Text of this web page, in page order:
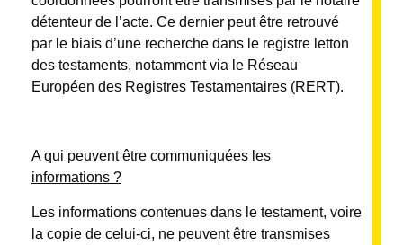
détenteur de l’acte. Ce dernier peut être retrouvé
par le biais d’une recherche dans le registre letton
des testaments, notamment via le Réseau
Européen des Registres Testamentaires (RERT).
A qui peuvent être communiquées les
informations ?
Les informations contenues dans le testament, voire
la copie de celui-ci, ne peuvent être transmises